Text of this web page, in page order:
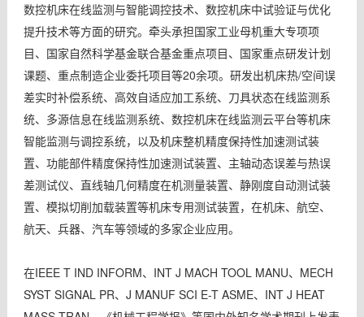
数控机床在线监测与智能调控技术、数控机床中试验证与优化
提升技术等方面的研究。牵头承担国家工业母机重大专项项
目、国家自然科学基金联合基金重点项目、国家重点研发计划
课题、重点制造企业委托项目等20余项。研发出机床热/空间误
差实时补偿系统、高效自适应加工系统、刀具状态在线监测系
统、多源信息在线监测系统、数控机床在线监测云平台等机床
智能监测与调控系统，以及机床整机精度保持性加速测试装
置、功能部件精度保持性加速测试装置、主轴动态误差与热误
差测试仪、直线轴几何精度在机测量装置、静刚度自动测试装
置、模拟切削加载装置等机床专用测试装置，在机床、航空、
航天、兵器、汽车等领域的多家企业应用。
在IEEE T IND INFORM、INT J MACH TOOL MANU、MECH
SYST SIGNAL PR、J MANUF SCI E-T ASME、INT J HEAT